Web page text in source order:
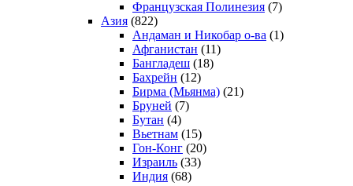
Французская Полинезия (7)
Азия (822)
Андаман и Никобар о-ва (1)
Афганистан (11)
Бангладеш (18)
Бахрейн (12)
Бирма (Мьянма) (21)
Бруней (7)
Бутан (4)
Вьетнам (15)
Гон-Конг (20)
Израиль (33)
Индия (68)